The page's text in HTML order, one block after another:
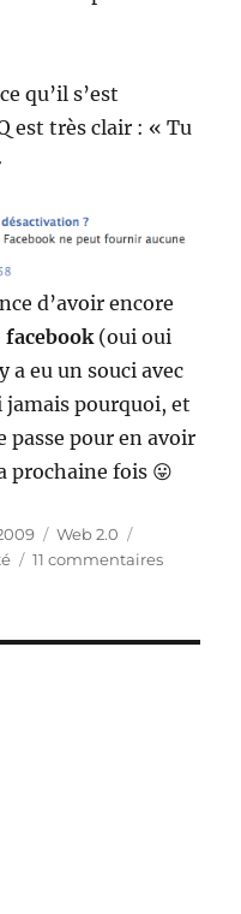
qu’il s’est
est très clair : « Tu
d’avoir encore
facebook (oui oui
a eu un souci avec
jamais pourquoi, et
passe pour en avoir
prochaine fois 😛
Catégories
Web 2.0
11 commentairessur